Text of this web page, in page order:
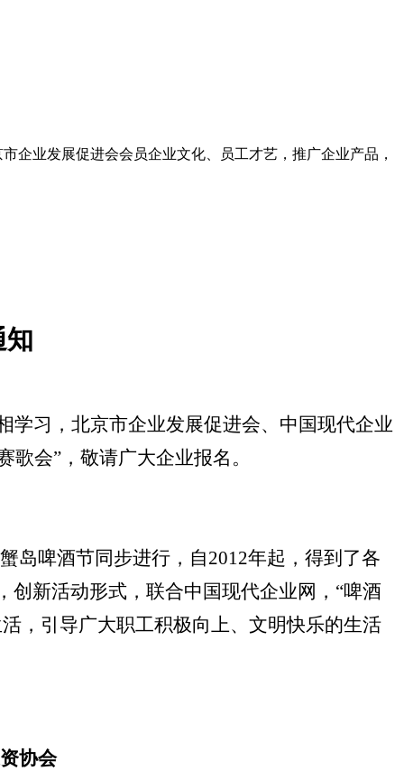
业发展促进会会员企业文化、员工才艺，推广企业产品，
知
学习，北京市企业发展促进会、中国现代企业
会”，敬请广大企业报名。
岛啤酒节同步进行，自2012年起，得到了各
新活动形式，联合中国现代企业网，“啤酒
， 引导广大职工积极向上、文明快乐的生活
协会